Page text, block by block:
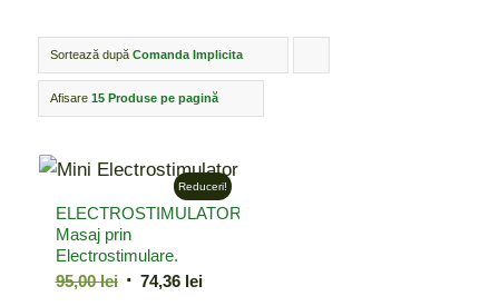
Sortează după Comanda Implicita
Afisare 15 Produse pe pagină
ELECTROSTIMULATOR.
Masaj prin
Electrostimulare.
95,00lei Prețul
74,36 leiPrețul
Reduceri!